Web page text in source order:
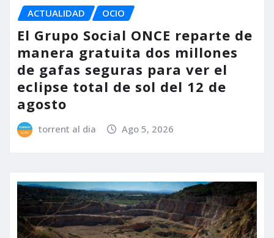
ACTUALIDAD OCIO
El Grupo Social ONCE reparte de
manera gratuita dos millones
de gafas seguras para ver el
eclipse total de sol del 12 de
agosto
torrent al dia Ago 5, 2026